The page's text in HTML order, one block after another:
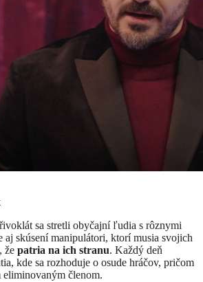
sa stretli obyčajní ľudia s rôznymi
skúsení manipulátori, ktorí musia svojich
že patria na ich stranu. Každý deň
kde sa rozhoduje o osude hráčov, pričom
eliminovaným členom.